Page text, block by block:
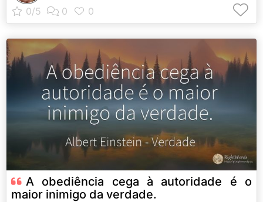
A obediência cega à autoridade é o
maior inimigo da verdade.